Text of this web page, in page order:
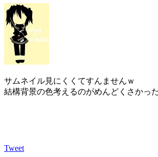
サムネイル見にくくてすんませんｗ
結構背景の色考えるのがめんどくさかっ
Tweet